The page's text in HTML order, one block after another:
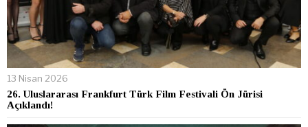
13 Nisan 2026
26. Uluslararası Frankfurt Türk Film Festivali Ön Jürisi
Açıklandı!